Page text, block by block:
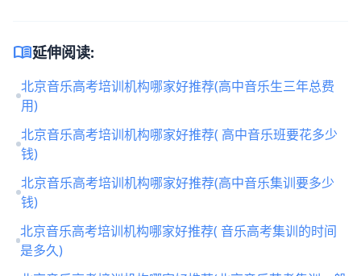
menu_book延伸阅读:
北京音乐高考培训机构哪家好推荐(高中音乐生三年总费
用)
北京音乐高考培训机构哪家好推荐( 高中音乐班要花多少
钱)
北京音乐高考培训机构哪家好推荐(高中音乐集训要多少
钱)
北京音乐高考培训机构哪家好推荐( 音乐高考集训的时间
是多久)